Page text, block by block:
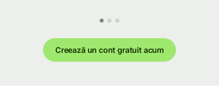
Creează un cont gratuit acum